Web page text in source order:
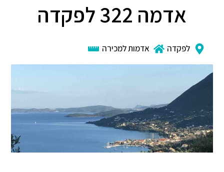
אדמה 322 לפקדה
לפקדה אדמות למכירה